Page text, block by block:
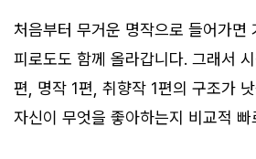
처음부터 무거운 명작으로 들어가면
피로도도 함께 올라갑니다. 그래서
편, 명작 1편, 취향작 1편의 구조가
자신이 무엇을 좋아하는지 비교적 빠